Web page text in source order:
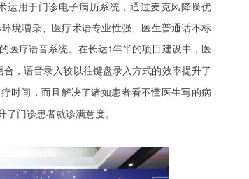
运用于门诊电子病历系统，通过麦克风降噪优
境嘈杂、医疗术语专业性强、医生普通话不标
医疗语音系统。在长达1年半的项目建设中，医
，语音录入较以往键盘录入方式的效率提升了
时间，而且解决了诸如患者看不懂医生写的病
门诊患者就诊满意度。